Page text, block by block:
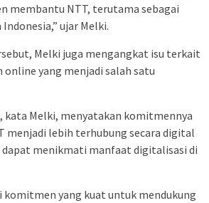
membantu NTT, terutama sebagai
ujar Melki.
Melki juga mengangkat isu terkait
online yang menjadi salah satu
kata Melki, menyatakan komitmennya
menjadi lebih terhubung secara digital
dapat menikmati manfaat digitalisasi di
yang kuat untuk mendukung